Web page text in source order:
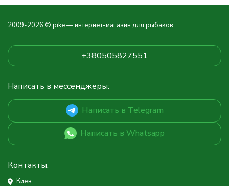
2009-2026 © pike — интернет-магазин для рыбаков
+380505827551
Написать в мессенджеры:
Написать в Telegram
Написать в Whatsapp
Контакты:
Киев